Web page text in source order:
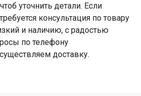
уточнить детали. Если
консультация по товару
и наличию, с радостью
по телефону
доставку.